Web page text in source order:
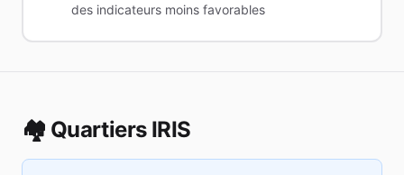
des indicateurs moins favorables
🏘️ Quartiers IRIS